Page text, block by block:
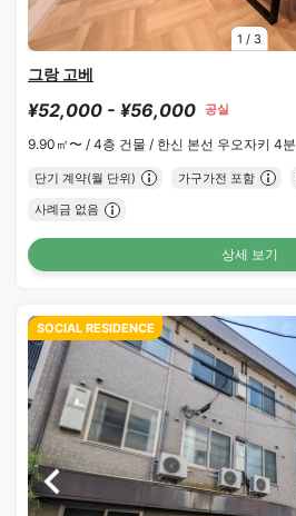
1 / 3
그랑 고베
¥52,000 - ¥56,000 공실
9.90㎡〜 / 4층 건물 / 한신 본선 우오자키 4분
단기 계약(월 단위) 가구가전 포함
사례금 없음
상세 보기
SOCIAL RESIDENCE